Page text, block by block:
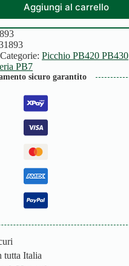
Aggiungi al carrello
Categorie: Picchio PB420 PB430
PB7
sicuro garantito
tutta Italia